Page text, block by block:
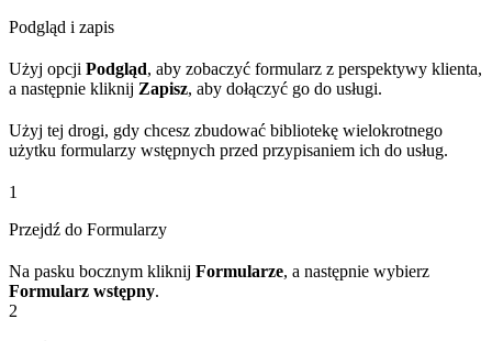
Podgląd i zapis
Użyj opcji Podgląd, aby zobaczyć formularz z perspektywy klienta,
a następnie kliknij Zapisz, aby dołączyć go do usługi.
Użyj tej drogi, gdy chcesz zbudować bibliotekę wielokrotnego
użytku formularzy wstępnych przed przypisaniem ich do usług.
1
Przejdź do Formularzy
Na pasku bocznym kliknij Formularze, a następnie wybierz
Formularz wstępny.
2